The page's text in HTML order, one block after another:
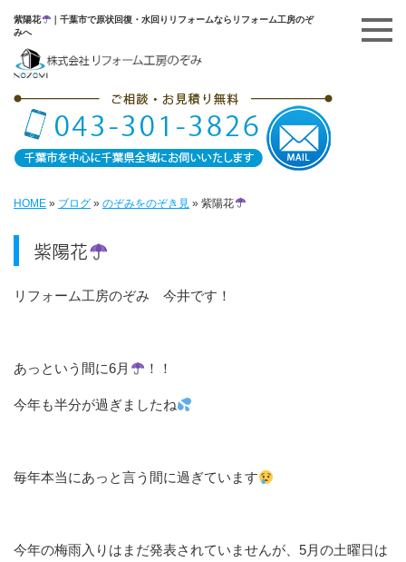
紫陽花
｜千葉市で原状回復・水回りリフォームならリフォーム工房のぞ
みへ
HOME » ブログ » のぞみをのぞき見 » 紫陽花
紫陽花
リフォーム工房のぞみ 今井です！
あっという間に6月 ！！
今年も半分が過ぎましたね
毎年本当にあっと言う間に過ぎています
今年の梅雨入りはまだ発表されていませんが、5月の土曜日は